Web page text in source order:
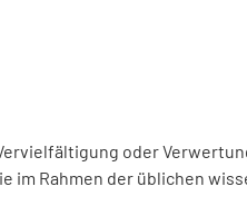
oder
im Rahmen der üblichen